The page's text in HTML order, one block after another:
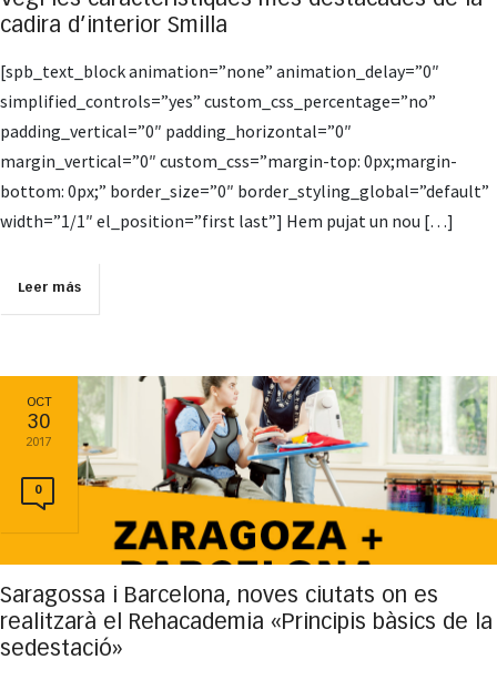
cadira d’interior Smilla
[spb_text_block animation=”none” animation_delay=”0″
simplified_controls=”yes” custom_css_percentage=”no”
padding_vertical=”0″ padding_horizontal=”0″
margin_vertical=”0″ custom_css=”margin-top: 0px;margin-
bottom: 0px;” border_size=”0″ border_styling_global=”default”
width=”1/1″ el_position=”first last”] Hem pujat un nou […]
Leer más
OCT
30
2017
0
Saragossa i Barcelona, noves ciutats on es
realitzarà el Rehacademia «Principis bàsics de la
sedestació»